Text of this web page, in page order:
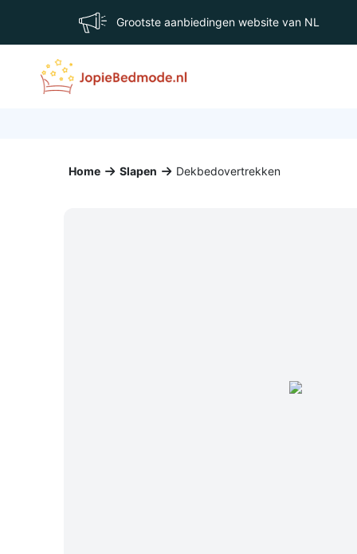
Grootste aanbiedingen website van NL
Home Slapen Dekbedovertrekken